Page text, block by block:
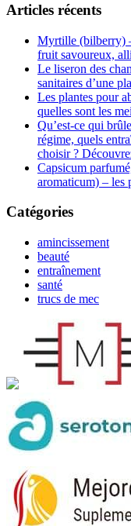
Articles récents
Myrtille (bilberry)
fruit savoureux,
Le liseron des
sanitaires d’une
Les plantes pour
quelles sont les
Qu’est-ce qui
régime, quels
choisir ?
Capsicum
aromaticum) – les
Catégories
amincissement
beauté
entraînement
santé
trucs de mec